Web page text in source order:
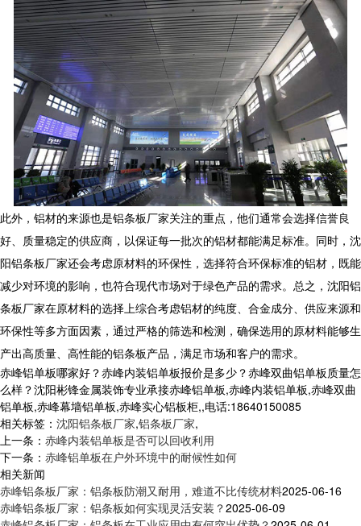
此外，铝材的来源也是铝条板厂家关注的重点，他们通常会选择信誉良
好、质量稳定的供应商，以保证每一批次的铝材都能满足标准。同时，沈
阳铝条板厂家还会考虑原材料的环保性，选择符合环保标准的铝材，既能
减少对环境的影响，也符合现代市场对于绿色产品的需求。总之，沈阳铝
条板厂家在原材料的选择上综合考虑铝材的纯度、合金成分、供应来源和
环保性等多方面因素，通过严格的筛选和检测，确保选用的原材料能够生
产出高质量、高性能的铝条板产品，满足市场和客户的需求。
赤峰铝单板哪家好？赤峰内装铝单板报价是多少？赤峰双曲铝单板质量怎
么样？沈阳彬锋金属装饰专业承接赤峰铝单板,赤峰内装铝单板,赤峰双曲
铝单板,赤峰幕墙铝单板,赤峰实心铝板柜,,电话:18640150085
相关标签： 沈阳铝条板厂家,铝条板厂家,
上一条： 赤峰内装铝单板是否可以回收利用
下一条： 赤峰铝单板在户外环境中的耐候性如何
相关新闻
赤峰铝条板厂家：铝条板防潮又耐用，难道不比传统材料2025-06-16
赤峰铝条板厂家：铝条板如何实现灵活安装？2025-06-09